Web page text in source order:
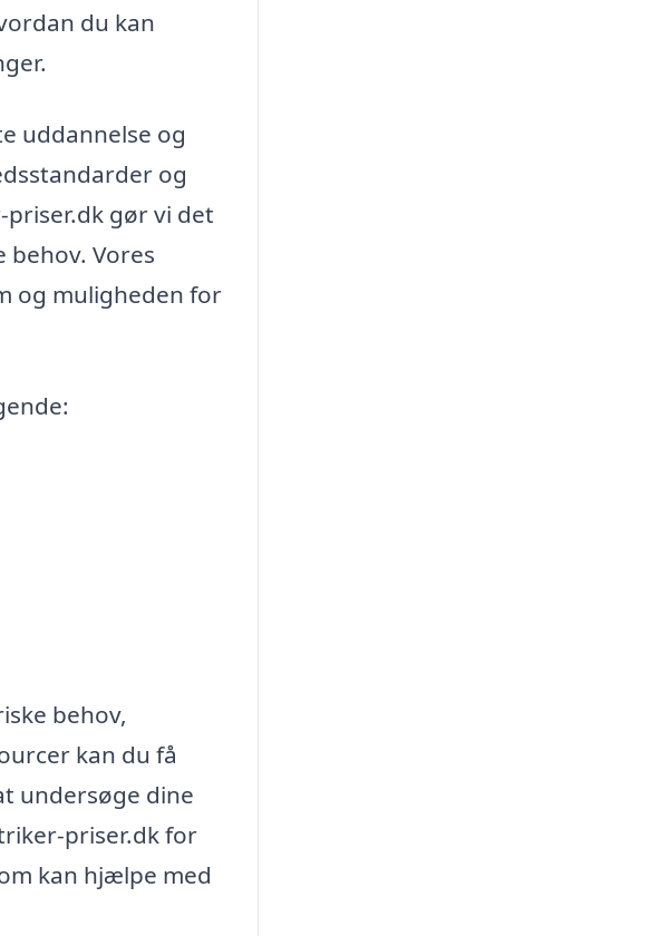
du kan
uddannelse og
og
gør vi det
Vores
og muligheden for
behov,
kan du få
undersøge dine
priser.dk for
kan hjælpe med